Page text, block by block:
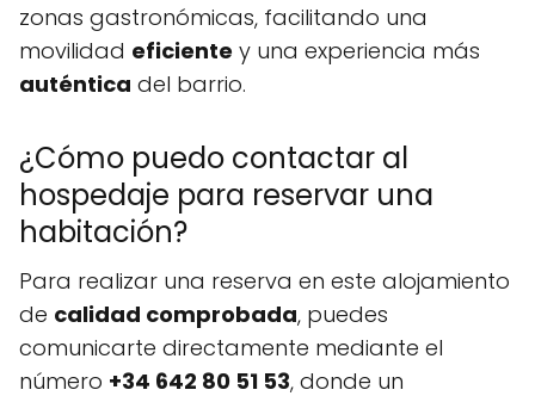
zonas gastronómicas, facilitando una
movilidad eficiente y una experiencia más
auténtica del barrio.
¿Cómo puedo contactar al
hospedaje para reservar una
habitación?
Para realizar una reserva en este alojamiento
de calidad comprobada, puedes
comunicarte directamente mediante el
número +34 642 80 51 53, donde un